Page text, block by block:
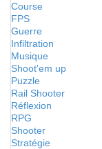
Course
FPS
Guerre
Infiltration
Musique
Shoot'em up
Puzzle
Rail Shooter
Réflexion
RPG
Shooter
Stratégie